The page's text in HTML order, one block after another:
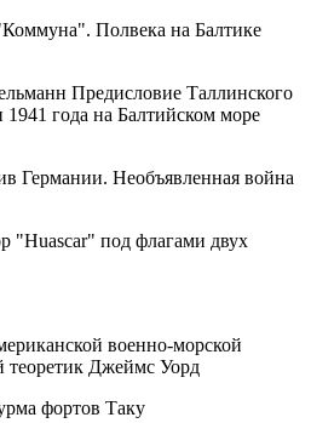
Полвека на Балтике
Предисловие Таллинского
года на Балтийском море
Необъявленная война
под флагами двух
военно-морской
теоретик Джеймс Уорд
фортов Таку